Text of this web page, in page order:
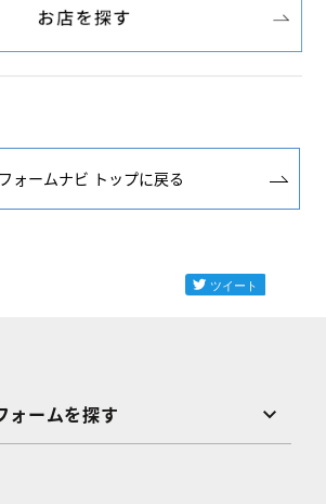
ォームナビ トップに戻る
ォームを探す